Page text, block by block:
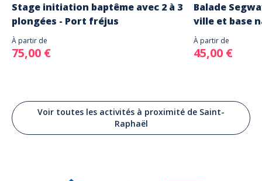
Stage initiation baptême avec 2 à 3
plongées - Port fréjus
À partir de
75,00 €
Balade
ville et base
À partir de
45,00 €
Voir toutes les activités à proximité de Saint-
Raphaël